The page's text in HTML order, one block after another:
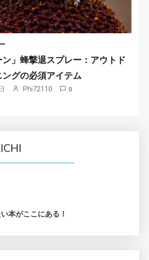
ン」蜂撃退スプレー：アウトド
グの必須アイテム
Phi72110 0
本がここにある！